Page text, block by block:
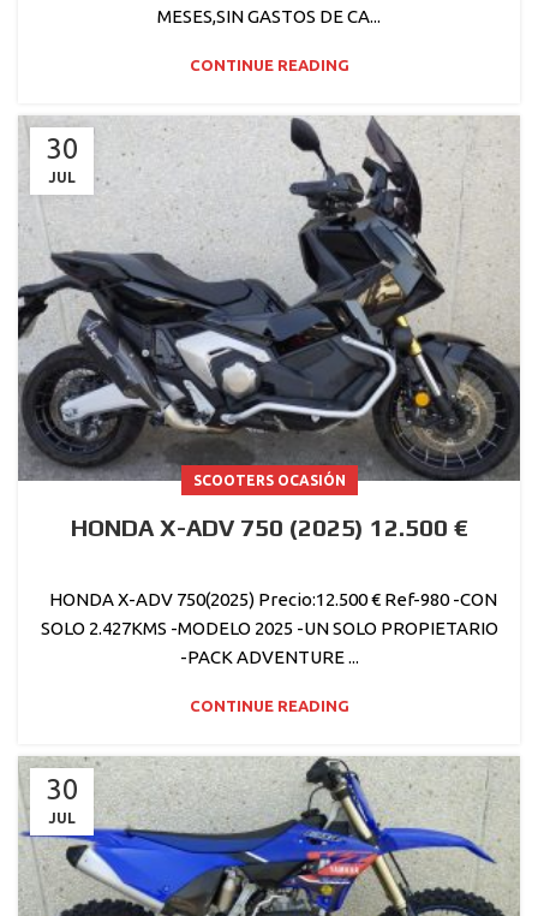
MESES,SIN GASTOS DE CA...
CONTINUE READING
30
JUL
SCOOTERS OCASIÓN
HONDA X-ADV 750 (2025) 12.500 €
HONDA X-ADV 750(2025) Precio:12.500 € Ref-980 -CON
SOLO 2.427KMS -MODELO 2025 -UN SOLO PROPIETARIO
-PACK ADVENTURE ...
CONTINUE READING
30
JUL